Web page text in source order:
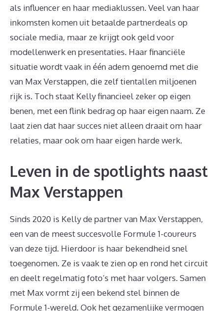
als influencer en haar mediaklussen. Veel van haar
inkomsten komen uit betaalde partnerdeals op
sociale media, maar ze krijgt ook geld voor
modellenwerk en presentaties. Haar financiële
situatie wordt vaak in één adem genoemd met die
van Max Verstappen, die zelf tientallen miljoenen
rijk is. Toch staat Kelly financieel zeker op eigen
benen, met een flink bedrag op haar eigen naam. Ze
laat zien dat haar succes niet alleen draait om haar
relaties, maar ook om haar eigen harde werk.
Leven in de spotlights naast
Max Verstappen
Sinds 2020 is Kelly de partner van Max Verstappen,
een van de meest succesvolle Formule 1-coureurs
van deze tijd. Hierdoor is haar bekendheid snel
toegenomen. Ze is vaak te zien op en rond het circuit
en deelt regelmatig foto’s met haar volgers. Samen
met Max vormt zij een bekend stel binnen de
Formule 1-wereld. Ook het gezamenlijke vermogen